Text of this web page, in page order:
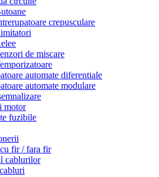
crepusculare
de miscare
automate diferentiale
automate modulare
motor
fuzibile
fir / fara fir
cablurilor